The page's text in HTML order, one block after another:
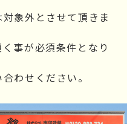
象外とさせて頂きま
事が必須条件となり
わせください。